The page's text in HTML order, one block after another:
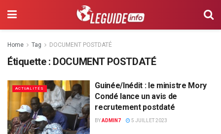
Home Tag DOCUMENT POSTDATÉ
Étiquette : DOCUMENT POSTDATÉ
ACTUALITÉS
Guinée/Inédit : le ministre Mory
Condé lance un avis de
recrutement postdaté
BYADMIN7 5 JUILLET 2023